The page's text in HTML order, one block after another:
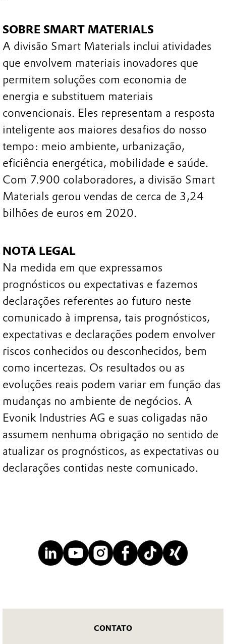
SOBRE SMART MATERIALS
A divisão Smart Materials inclui atividades
que envolvem materiais inovadores que
permitem soluções com economia de
energia e substituem materiais
convencionais. Eles representam a resposta
inteligente aos maiores desafios do nosso
tempo: meio ambiente, urbanização,
eficiência energética, mobilidade e saúde.
Com 7.900 colaboradores, a divisão Smart
Materials gerou vendas de cerca de 3,24
bilhões de euros em 2020.
NOTA LEGAL
Na medida em que expressamos
prognósticos ou expectativas e fazemos
declarações referentes ao futuro neste
comunicado à imprensa, tais prognósticos,
expectativas e declarações podem envolver
riscos conhecidos ou desconhecidos, bem
como incertezas. Os resultados ou as
evoluções reais podem variar em função das
mudanças no ambiente de negócios. A
Evonik Industries AG e suas coligadas não
assumem nenhuma obrigação no sentido de
atualizar os prognósticos, as expectativas ou
declarações contidas neste comunicado.
CONTATO